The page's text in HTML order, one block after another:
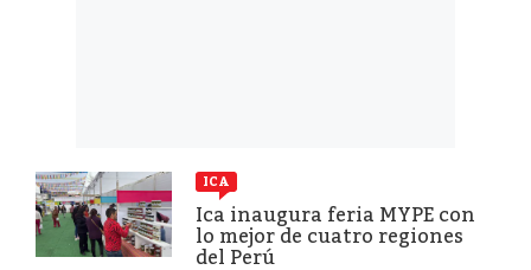
ICA
Ica inaugura feria MYPE con
lo mejor de cuatro regiones
del Perú